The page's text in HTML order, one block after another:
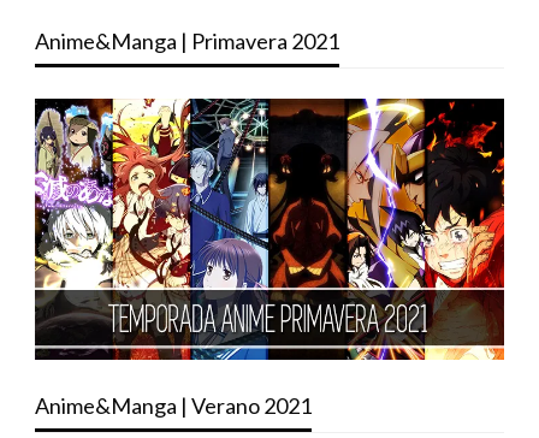
Anime&Manga | Primavera 2021
Anime&Manga | Verano 2021